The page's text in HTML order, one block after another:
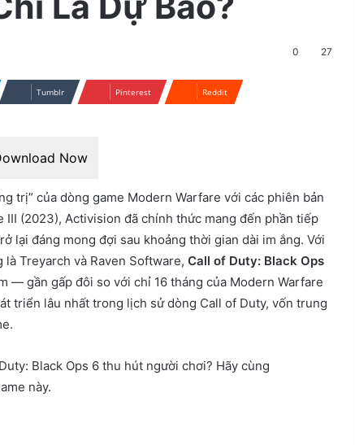
0 27
Tumblr Pinterest Reddit
Now
trị” của dòng game Modern Warfare với các phiên bản
III (2023), Activision đã chính thức mang đến phần tiếp
lại đáng mong đợi sau khoảng thời gian dài im ắng. Với
Treyarch và Raven Software, Call of Duty: Black Ops
— gần gấp đôi so với chỉ 16 tháng của Modern Warfare
triển lâu nhất trong lịch sử dòng Call of Duty, vốn trung
Black Ops 6 thu hút người chơi? Hãy cùng
này.